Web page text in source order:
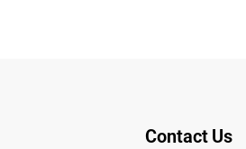
Contact Us